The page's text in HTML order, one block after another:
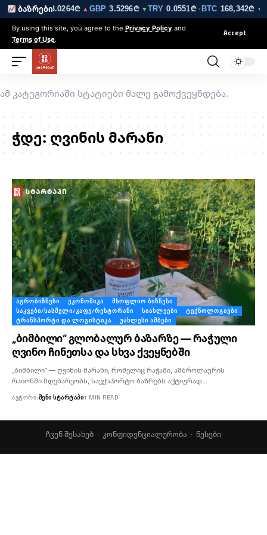
ბაზრები
▼EUR3.0264₾ ▲GBP3.5296₾ ▼TRY 0.0551₾ ·BTC168,342₾ ▼
By using this site, you agree to the Privacy Policy and
Terms of Use.
Accept
ამ კატეგორიაში სტატიები მალე გამოქვეყნდება.
ჭდე:ღვინის მარანი
ᲐᲒᲠᲝᲑᲘᲖᲜᲔᲡᲘ ᲔᲙᲝᲜᲝᲛᲘᲙᲐ
ᲛᲡᲝᲤᲚᲘᲝ ᲑᲘᲖᲜᲔᲡᲘ
ᲡᲐᲙᲕᲔᲑᲘ/ᲡᲐᲡᲛᲔᲚᲘ/ᲙᲐᲤᲔ/ᲠᲔᲡᲢᲝᲠᲐᲜᲘ
ᲡᲘᲐᲮᲚᲔᲔᲑᲘ
ᲢᲔᲥᲜᲝᲚᲝᲒᲘᲔᲑᲘ
ᲢᲠᲐᲜᲡᲞᲝᲠᲢᲘ ᲓᲐ ᲚᲝᲒᲘᲡᲢᲘᲙᲐ
ᲣᲐᲮᲚᲔᲡᲘ ᲐᲛᲑᲔᲑᲘ
„ბიმბილი“ გლობალურ ბაზარზე — რაჭული
ღვინო ჩინეთსა და სხვა ქვეყნებში
„ბიმბილი“ — ღვინის მარანი, რომელიც რაჭაში, ამბროლაურის
რაიონში მდებარეობს, საექსპორტო ბაზრებს აქტიურად…
ᲐᲕᲢᲝᲠᲘ:ᲨᲔᲜᲘ ᲡᲢᲐᲠᲢᲐᲞᲘ1 MIN READ
ჩვენ შესახებ · კონფიდენციალურობა · წესები